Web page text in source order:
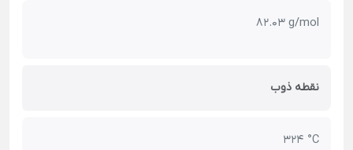
82.03 g/mol
نقطه ذوب
324 °C